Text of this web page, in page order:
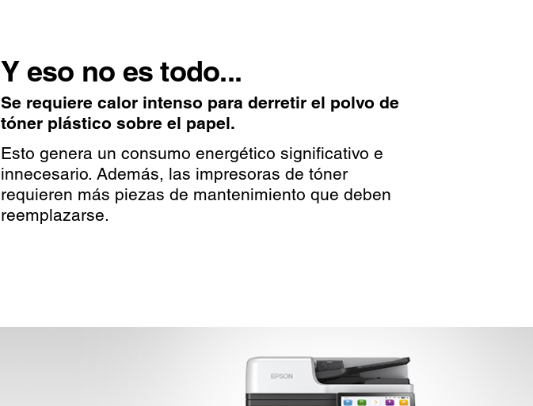
Y eso no es todo...
Se requiere calor intenso para derretir el polvo de
tóner plástico sobre el papel.
Esto genera un consumo energético significativo e
innecesario. Además, las impresoras de tóner
requieren más piezas de mantenimiento que deben
reemplazarse.